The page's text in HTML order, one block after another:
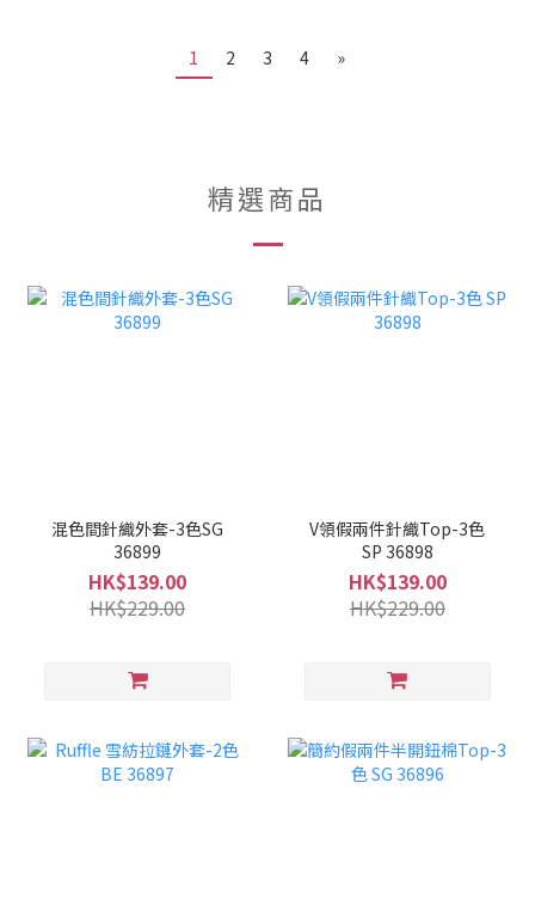
1 2 3 4 »
精選商品
混色間針織外套-3色SG
36899
HK$139.00
HK$229.00
V領假兩件針織Top-3色
SP 36898
HK$139.00
HK$229.00